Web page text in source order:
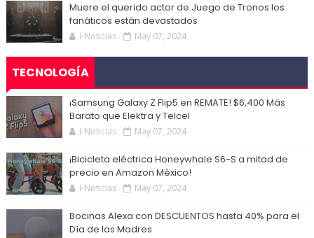
Muere el querido actor de Juego de Tronos los
fanáticos están devastados
I-Noticias May 07, 2024
TECNOLOGÍA
¡Samsung Galaxy Z Flip5 en REMATE! $6,400 Más
Barato que Elektra y Telcel
I-Noticias May 07, 2024
¡Bicicleta eléctrica Honeywhale S6-S a mitad de
precio en Amazon México!
I-Noticias May 07, 2024
Bocinas Alexa con DESCUENTOS hasta 40% para el
Día de las Madres